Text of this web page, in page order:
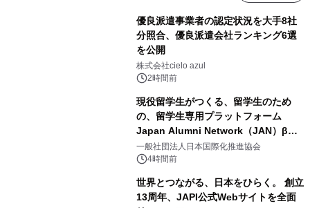
優良派遣事業者の認定状況を大手8社
分照合、優良派遣会社ランキング6選
を公開
株式会社cielo azul
2時間前
現役留学生がつくる、留学生のため
の、留学生専用プラットフォーム
Japan Alumni Network（JAN）β版
をリリース
一般社団法人日本国際化推進協会
4時間前
世界とつながる、日本をひらく。 創立
13周年、JAPI公式Webサイトを全面